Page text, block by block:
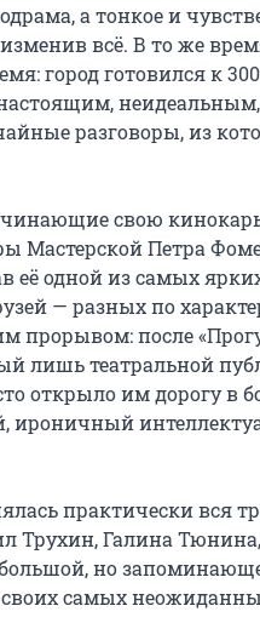
а тонкое и
всё. В то же
город готовился к
разговоры, из
свою
Мастерской Петра
её одной из самых
— разных по
прорывом: после
лишь театральной
открыло им дорогу в
ироничный
практически вся
Трухин, Галина
но
самых